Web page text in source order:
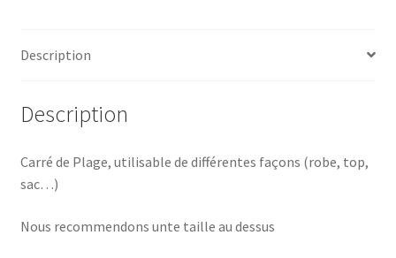
Description
Description
Carré de Plage, utilisable de différentes façons (robe, top,
sac…)
Nous recommendons unte taille au dessus